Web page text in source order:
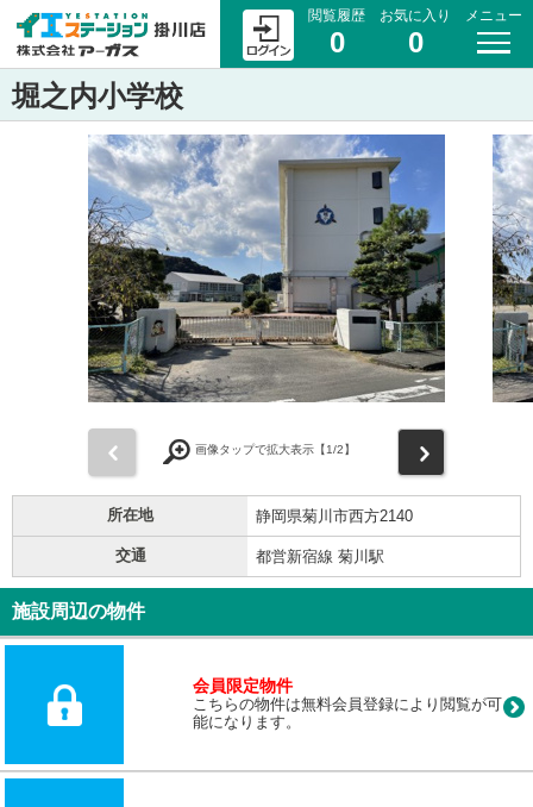
閲覧履歴
0
お気に入り
0
メニュー
堀之内小学校
画像タップで拡大表示【1/2】
所在地 静岡県菊川市西方2140
交通 都営新宿線 菊川駅
施設周辺の物件
会員限定物件
こちらの物件は無料会員登録により閲覧が可
能になります。